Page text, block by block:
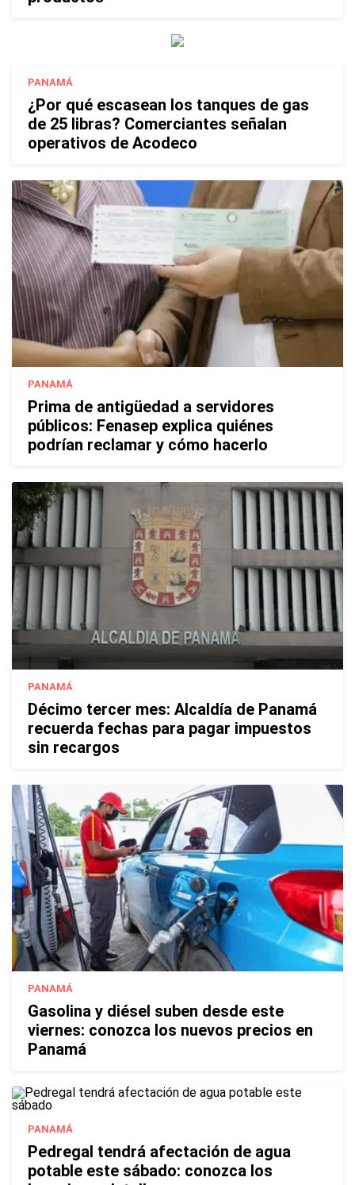
PANAMÁ
¿Por qué escasean los tanques de gas
de 25 libras? Comerciantes señalan
operativos de Acodeco
PANAMÁ
Prima de antigüedad a servidores
públicos: Fenasep explica quiénes
podrían reclamar y cómo hacerlo
PANAMÁ
Décimo tercer mes: Alcaldía de Panamá
recuerda fechas para pagar impuestos
sin recargos
PANAMÁ
Gasolina y diésel suben desde este
viernes: conozca los nuevos precios en
Panamá
PANAMÁ
Pedregal tendrá afectación de agua
potable este sábado: conozca los